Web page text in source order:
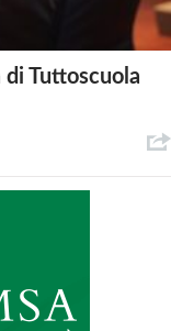
di Tuttoscuola